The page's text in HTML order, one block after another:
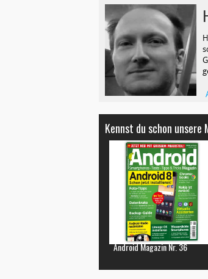
Kennst du schon unsere
Android Magazin Nr. 36